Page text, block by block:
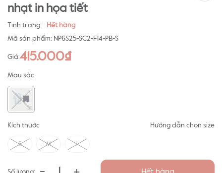
nhạt in họa tiết
Tình trạng:
Hết hàng
Mã sản phẩm: NP6S25-SC2-F14-PB-S
Giá:415.000₫
Màu sắc
Kích thước Hướng dẫn chọn size
S M L